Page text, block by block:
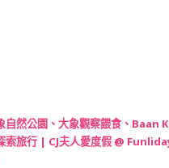
自然公園、大象觀察餵食、Baan
索旅行 | CJ夫人愛度假 @